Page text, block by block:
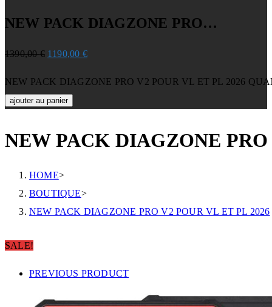
NEW PACK DIAGZONE PRO…
1390,00€ 1190,00 €
NEW PACK DIAGZONE PRO V2 POUR VL ET PL 2026
ajouter au panier
NEW PACK DIAGZONE
HOME>
BOUTIQUE>
NEW PACK DIAGZONE PRO V2 POUR VL ET PL 2026
SALE!
PREVIOUS PRODUCT